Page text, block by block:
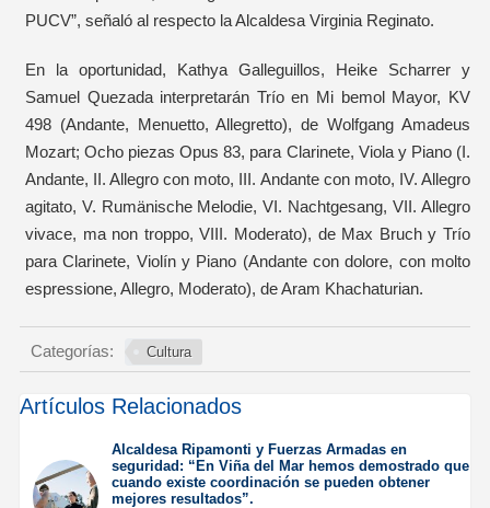
PUCV”, señaló al respecto la Alcaldesa Virginia Reginato.
En la oportunidad, Kathya Galleguillos, Heike Scharrer y
Samuel Quezada interpretarán Trío en Mi bemol Mayor, KV
498 (Andante, Menuetto, Allegretto), de Wolfgang Amadeus
Mozart; Ocho piezas Opus 83, para Clarinete, Viola y Piano (I.
Andante, II. Allegro con moto, III. Andante con moto, IV. Allegro
agitato, V. Rumänische Melodie, VI. Nachtgesang, VII. Allegro
vivace, ma non troppo, VIII. Moderato), de Max Bruch y Trío
para Clarinete, Violín y Piano (Andante con dolore, con molto
espressione, Allegro, Moderato), de Aram Khachaturian.
Categorías: Cultura
Artículos Relacionados
Alcaldesa Ripamonti y Fuerzas Armadas en
seguridad: “En Viña del Mar hemos demostrado que
cuando existe coordinación se pueden obtener
mejores resultados”.